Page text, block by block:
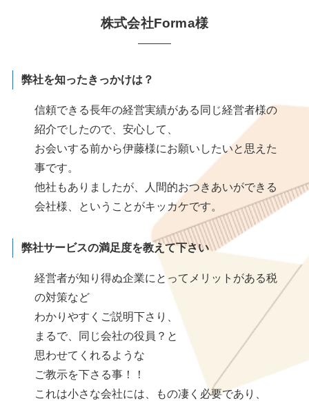
株式会社Forma様
弊社を知ったきっかけは？
信頼できる長年の経営実績がある同じ経営者様の
紹介でしたので、安心して、
お会いする前から伊藤様にお願いしたいと思えた
事です。
他社もありましたが、人間的おつきあいができる
会社様、ということがキッカケです。
弊社サービスの満足度を教えて下さい
経営者が知り得ぬ企業にとってメリットがある税
の対策など
わかりやすくご説明下さり、
まるで、同じ会社の役員？と
思わせてくれるような
ご教示を下さる事！！
これは小さな会社には、もの凄く必要であり、